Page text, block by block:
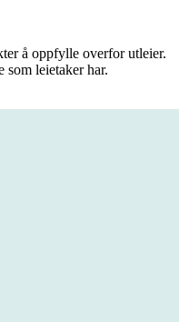
å oppfylle overfor utleier.
leietaker har.